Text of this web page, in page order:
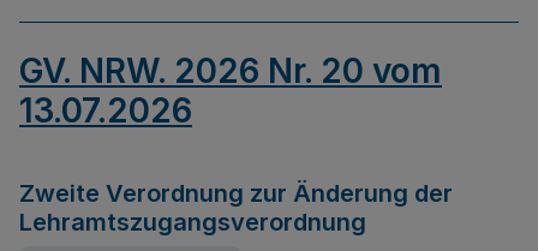
GV. NRW. 2026 Nr. 20 vom
13.07.2026
Zweite Verordnung zur Änderung der
Lehramtszugangsverordnung